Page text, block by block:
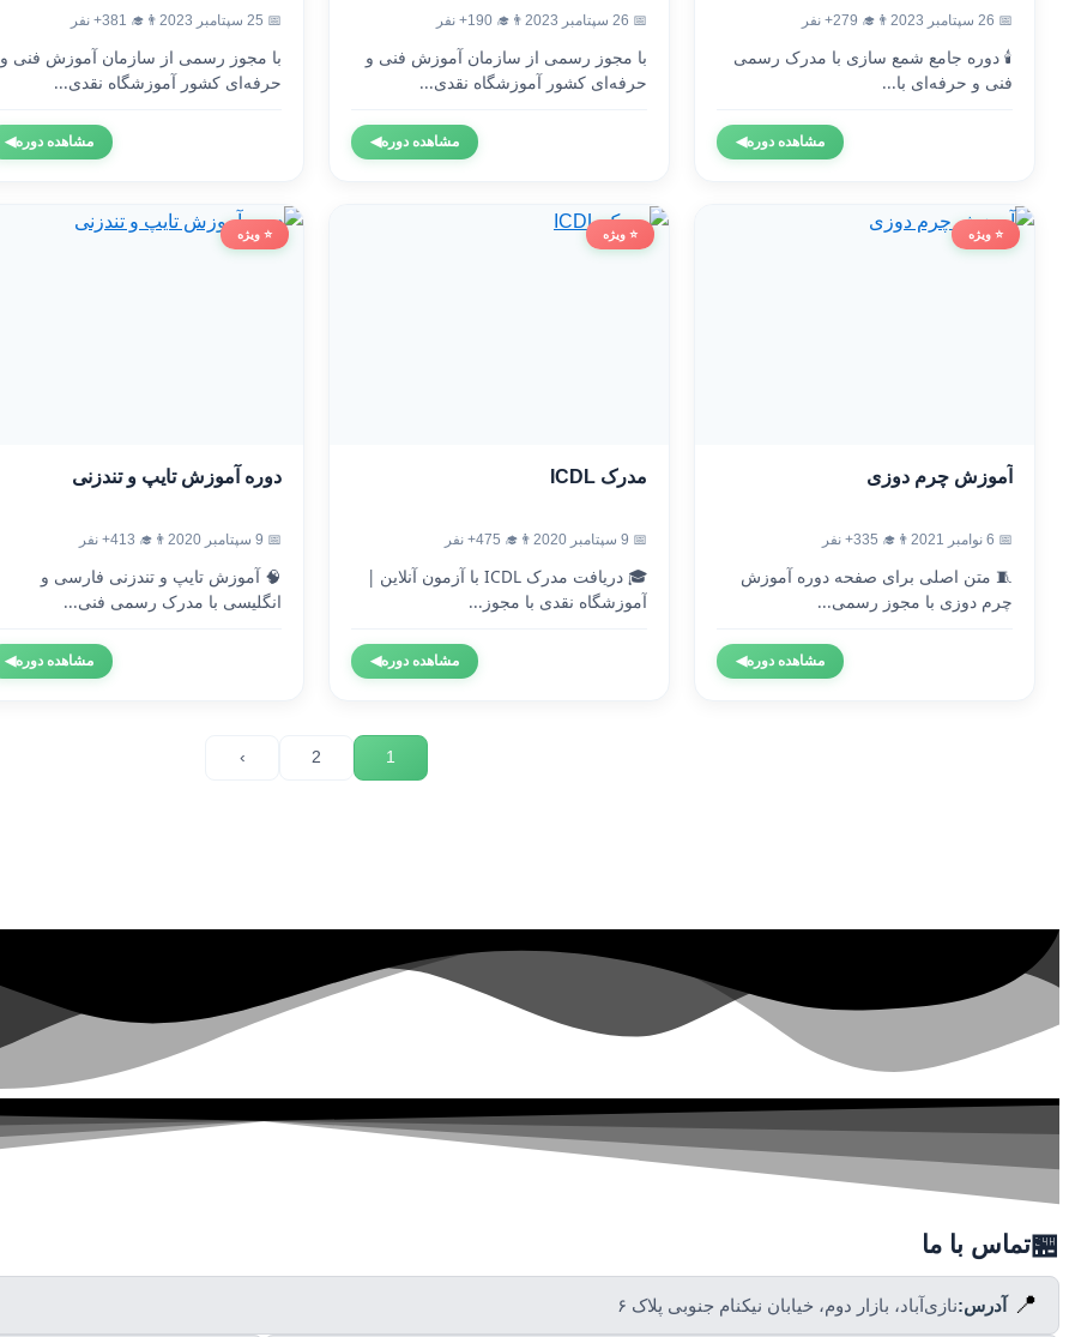
📅 26 سپتامبر 2023 👨‍🎓 279+ نفر
🕯️ دوره جامع شمع سازی با مدرک رسمی
فنی و حرفه‌ای با...
مشاهده دوره◀
📅 26 سپتامبر 2023 👨‍🎓 190+ نفر
با مجوز رسمی از سازمان آموزش فنی و
حرفه‌ای کشور آموزشگاه نقدی...
مشاهده دوره◀
📅 25 سپتامبر 2023 👨‍🎓 381+ نفر
با مجوز رسمی از سازمان آموزش فنی و
حرفه‌ای کشور آموزشگاه نقدی...
مشاهده دوره◀
⭐ ویژه
آموزش چرم دوزی
📅 6 نوامبر 2021 👨‍🎓 335+ نفر
🧵 متن اصلی برای صفحه دوره آموزش
چرم دوزی با مجوز رسمی...
مشاهده دوره◀
⭐ ویژه
مدرک ICDL
📅 9 سپتامبر 2020 👨‍🎓 475+ نفر
🎓 دریافت مدرک ICDL با آزمون آنلاین |
آموزشگاه نقدی با مجوز...
مشاهده دوره◀
⭐ ویژه
دوره آموزش تایپ و تندزنی
📅 9 سپتامبر 2020 👨‍🎓 413+ نفر
🧠 آموزش تایپ و تندزنی فارسی و
انگلیسی با مدرک رسمی فنی...
مشاهده دوره◀
1
2
›
🏪تماس با ما
📍 آدرس:نازی‌آباد، بازار دوم، خیابان نیکنام جنوبی پلاک ۶